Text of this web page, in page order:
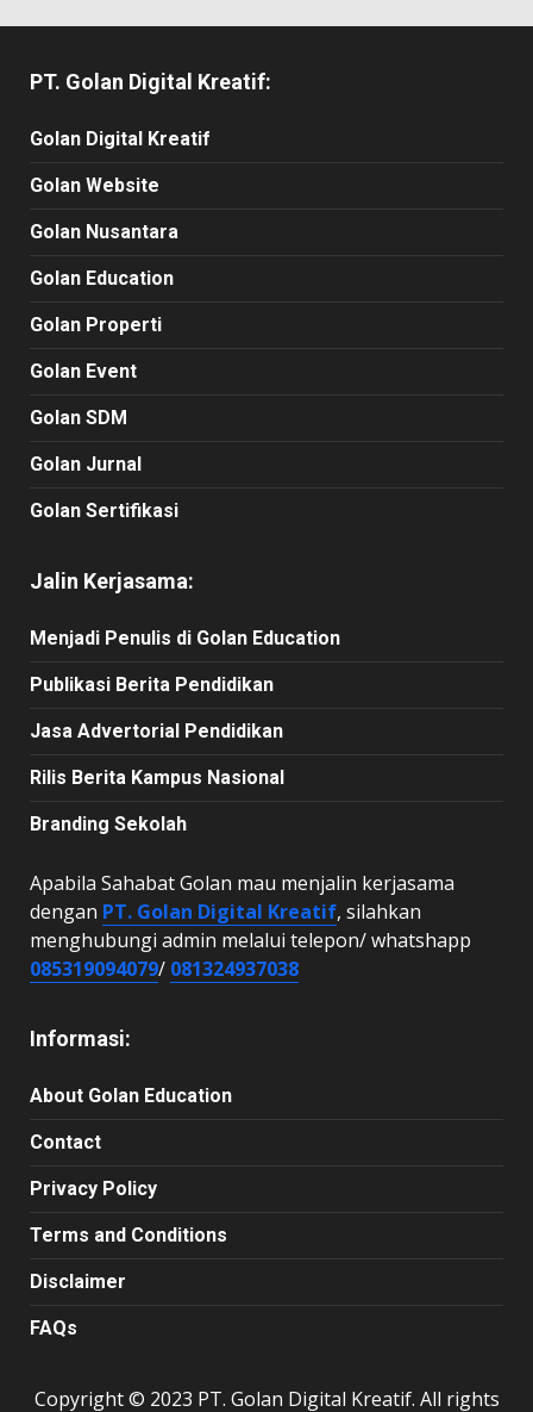
PT. Golan Digital Kreatif:
Golan Digital Kreatif
Golan Website
Golan Nusantara
Golan Education
Golan Properti
Golan Event
Golan SDM
Golan Jurnal
Golan Sertifikasi
Jalin Kerjasama:
Menjadi Penulis di Golan Education
Publikasi Berita Pendidikan
Jasa Advertorial Pendidikan
Rilis Berita Kampus Nasional
Branding Sekolah
Apabila Sahabat Golan mau menjalin kerjasama
dengan PT. Golan Digital Kreatif, silahkan
menghubungi admin melalui telepon/ whatshapp
085319094079/ 081324937038
Informasi:
About Golan Education
Contact
Privacy Policy
Terms and Conditions
Disclaimer
FAQs
Copyright © 2023 PT. Golan Digital Kreatif. All rights